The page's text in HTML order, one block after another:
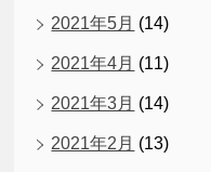
2021年5月 (14)
2021年4月 (11)
2021年3月 (14)
2021年2月 (13)